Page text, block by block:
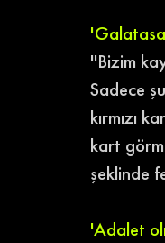
''Bizim
Sadece
kırmızı
kart
şeklinde
'Adalet